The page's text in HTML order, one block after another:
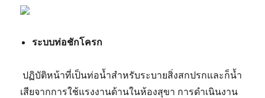
ระบบท่อชักโครก
ปฏิบัติหน้าที่เป็นท่อน้ำสำหรับระบายสิ่งสกปรกและก็น้ำ
เสียจากการใช้แรงงานด้านในห้องสุขา การดำเนินงาน